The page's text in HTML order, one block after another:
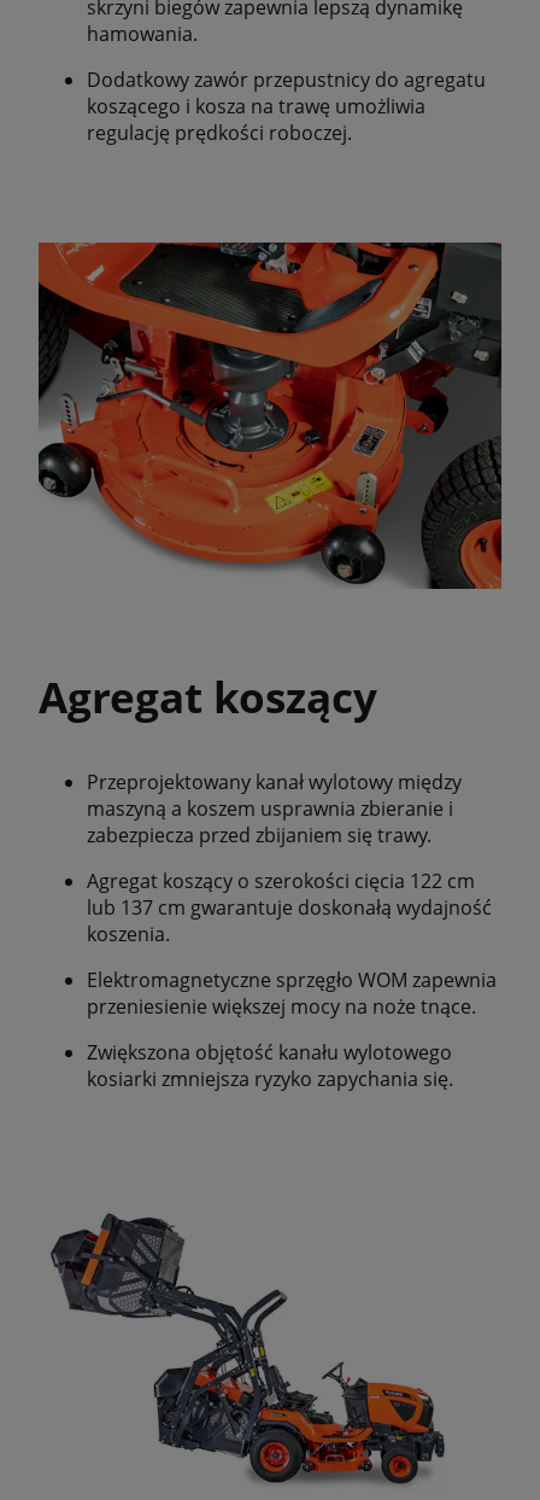
skrzyni biegów zapewnia lepszą dynamikę
hamowania.
Dodatkowy zawór przepustnicy do agregatu
koszącego i kosza na trawę umożliwia
regulację prędkości roboczej.
Agregat koszący
Przeprojektowany kanał wylotowy między
maszyną a koszem usprawnia zbieranie i
zabezpiecza przed zbijaniem się trawy.
Agregat koszący o szerokości cięcia 122 cm
lub 137 cm gwarantuje doskonałą wydajność
koszenia.
Elektromagnetyczne sprzęgło WOM zapewnia
przeniesienie większej mocy na noże tnące.
Zwiększona objętość kanału wylotowego
kosiarki zmniejsza ryzyko zapychania się.